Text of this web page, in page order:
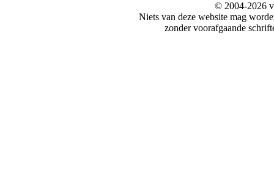
© 2004-2026
Niets van deze website mag
zonder voorafgaande